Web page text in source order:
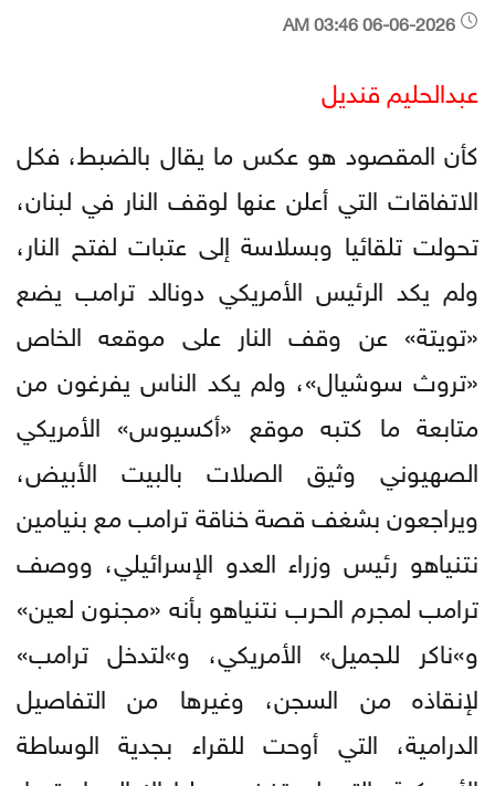
عبدالحليم قنديل
كأن المقصود هو عكس ما يقال بالضبط، فكل
الاتفاقات التي أعلن عنها لوقف النار في لبنان،
تحولت تلقائيا وبسلاسة إلى عتبات لفتح النار،
ولم يكد الرئيس الأمريكي دونالد ترامب يضع
«تويتة» عن وقف النار على موقعه الخاص
«تروث سوشيال»، ولم يكد الناس يفرغون من
متابعة ما كتبه موقع «أكسيوس» الأمريكي
الصهيوني وثيق الصلات بالبيت الأبيض،
ويراجعون بشغف قصة خناقة ترامب مع بنيامين
نتنياهو رئيس وزراء العدو الإسرائيلي، ووصف
ترامب لمجرم الحرب نتنياهو بأنه «مجنون لعين»
و»ناكر للجميل» الأمريكي، و»لتدخل ترامب»
لإنقاذه من السجن، وغيرها من التفاصيل
الدرامية، التي أوحت للقراء بجدية الوساطة